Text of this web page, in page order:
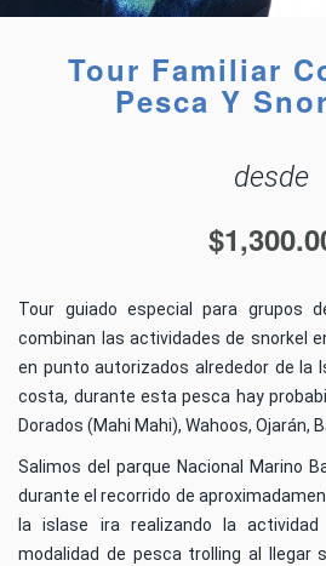
Tour Familiar
Pesca Y
desde
$
Tour guiado especial para grupos
combinan las actividades de snorkel
en punto autorizados alrededor de la
costa, durante esta pesca hay
Dorados (Mahi Mahi), Wahoos, Ojarán,
Salimos del parque Nacional Marino
durante el recorrido de
la islase ira realizando la
modalidad de pesca trolling al llegar